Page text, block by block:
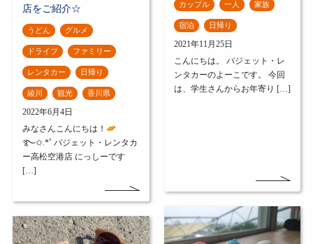
店をご紹介☆
うどん グルメ
ドライブ ファミリー
レンタカー 日帰り
綾川 観光 香川県
2022年6月4日
みなさんこんにちは！
࿐✩.*˚ バジェット・レンタカ
ー高松空港店 にっしーです
[…]
カップル 一人 家族
宿泊 日帰り
2021年11月25日
こんにちは。 バジェット・レ
ンタカーのよーこです。 今回
は、学生さんからお年寄り […]